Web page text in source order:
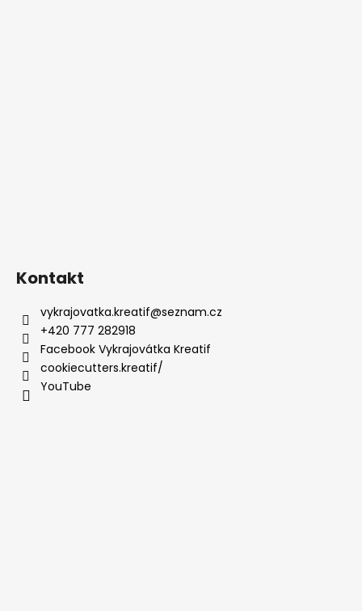
Kontakt
vykrajovatka.kreatif@seznam.cz
+420 777 282918
Facebook Vykrajovátka Kreatif
cookiecutters.kreatif/
YouTube